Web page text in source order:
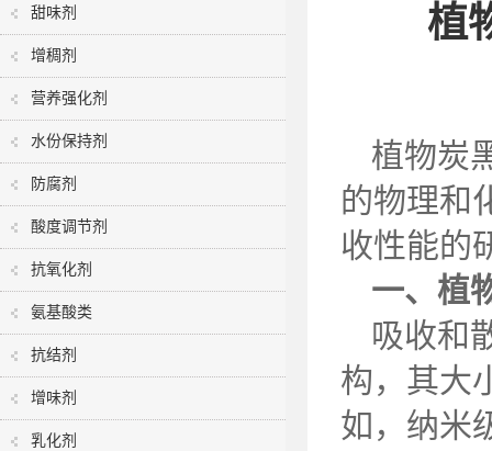
甜味剂
增稠剂
营养强化剂
水份保持剂
防腐剂
酸度调节剂
抗氧化剂
氨基酸类
抗结剂
增味剂
乳化剂
植
植物炭
的物理和
收性能的
一、植
吸收和
构，其大
如，纳米